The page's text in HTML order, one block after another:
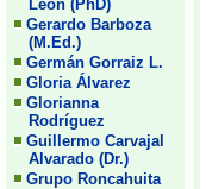
León (PhD)
Gerardo Barboza
(M.Ed.)
Germán Gorraiz L.
Gloria Álvarez
Glorianna
Rodríguez
Guillermo Carvajal
Alvarado (Dr.)
Grupo Roncahuita